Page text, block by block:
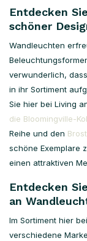
Entdecken
schöner
Wandleuchten
verwunderlich,
in ihr Sortiment
Sie hier bei Living
die Bloomingville-
Reihe und den
schöne Exemplare
einen attraktiven
Entdecken
an
Im Sortiment hier
verschiedene